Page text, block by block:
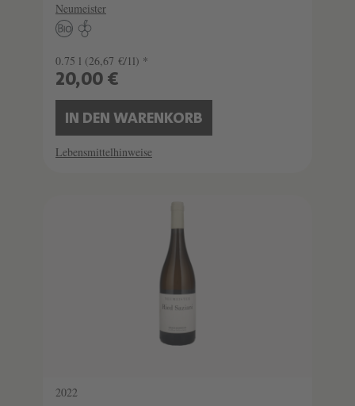
Neumeister
0.75 l (26,67 €/1l) *
20,00 €
IN DEN WARENKORB
Lebensmittelhinweise
2022